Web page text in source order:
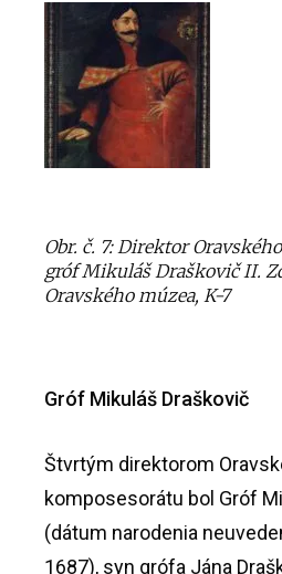
Obr. č. 7: Direktor
gróf Mikuláš Draškovič II.
Oravského múzea, K-7
Gróf Mikuláš Draškovič
Štvrtým direktorom
komposesorátu bol Gróf
(dátum narodenia
1687), syn grófa Jána